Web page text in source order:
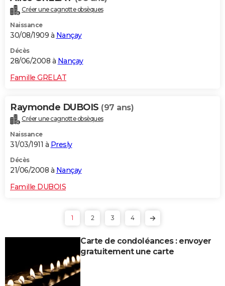
Créer une cagnotte obsèques
Naissance
30/08/1909 à Nançay
Décès
28/06/2008 à Nançay
Famille GRELAT
Raymonde DUBOIS (97 ans)
Créer une cagnotte obsèques
Naissance
31/03/1911 à Presly
Décès
21/06/2008 à Nançay
Famille DUBOIS
1 2 3 4
Carte de condoléances : envoyer
gratuitement une carte